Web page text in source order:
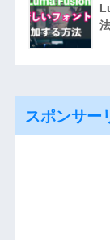
法
スポンサー